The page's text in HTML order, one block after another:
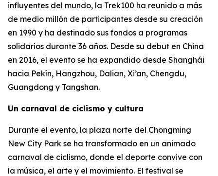
influyentes del mundo, la Trek100 ha reunido a más
de medio millón de participantes desde su creación
en 1990 y ha destinado sus fondos a programas
solidarios durante 36 años. Desde su debut en China
en 2016, el evento se ha expandido desde Shanghái
hacia Pekín, Hangzhou, Dalian, Xi’an, Chengdu,
Guangdong y Tangshan.
Un carnaval de ciclismo y cultura
Durante el evento, la plaza norte del Chongming
New City Park se ha transformado en un animado
carnaval de ciclismo, donde el deporte convive con
la música, el arte y el movimiento. El festival se